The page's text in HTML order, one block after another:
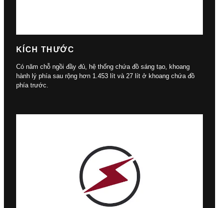
KÍCH THƯỚC
Có năm chỗ ngồi đầy đủ, hệ thống chứa đồ sáng tạo, khoang
hành lý phía sau rộng hơn 1.453 lít và 27 lít ở khoang chứa đồ
phía trước.